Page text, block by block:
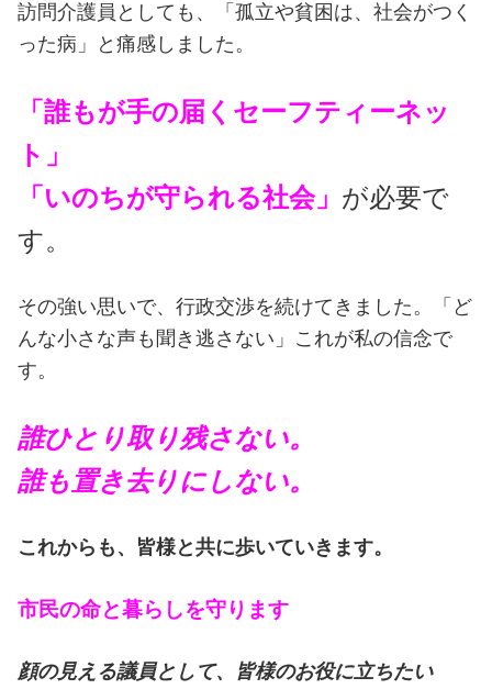
訪問介護員としても、「孤立や貧困は、社会がつく
った病」と痛感しました。
「誰もが手の届くセーフティーネッ
ト」
「いのちが守られる社会」 が必要で
す。
その強い思いで、行政交渉を続けてきました。「ど
んな小さな声も聞き逃さない」これが私の信念で
す。
誰ひとり取り残さない。
誰も置き去りにしない。
これからも、皆様と共に歩いていきます。
市民の命と暮らしを守ります
顔の見える議員として、皆様のお役に立ちたい